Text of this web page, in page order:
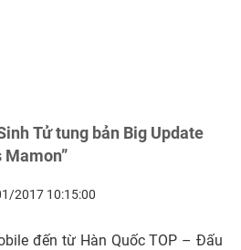
Tử tung bản Big Update
Mamon”
2017 10:15:00
đến từ Hàn Quốc TOP – Đấu